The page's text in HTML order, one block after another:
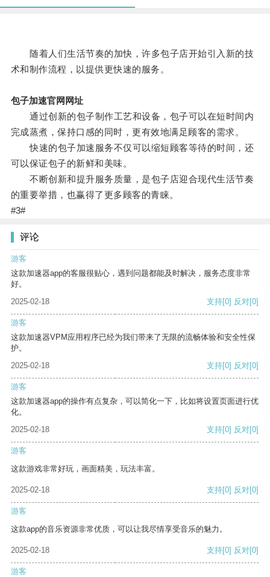
随着人们生活节奏的加快，许多包子店开始引入新的技
术和制作流程，以提供更快速的服务。
包子加速官网网址
通过创新的包子制作工艺和设备，包子可以在短时间内
完成蒸煮，保持口感的同时，更有效地满足顾客的需求。
快速的包子加速服务不仅可以缩短顾客等待的时间，还
可以保证包子的新鲜和美味。
不断创新和提升服务质量，是包子店迎合现代生活节奏
的重要举措，也赢得了更多顾客的青睐。
#3#
评论
游客
这款加速器app的客服很贴心，遇到问题都能及时解决，服务态度非常
好。
2025-02-18
支持[0] 反对[0]
游客
这款加速器VPM应用程序已经为我们带来了无限的流畅体验和安全性保
护。
2025-02-18
支持[0] 反对[0]
游客
这款加速器app的操作有点复杂，可以简化一下，比如将设置页面进行优
化。
2025-02-18
支持[0] 反对[0]
游客
这款游戏非常好玩，画面精美，玩法丰富。
2025-02-18 支持[0] 反对[0]
游客
这款app的音乐资源非常优质，可以让我尽情享受音乐的魅力。
2025-02-18 支持[0] 反对[0]
游客